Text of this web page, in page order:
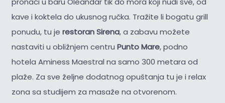
kave i koktela do ukusnog ručka. Tražite li bogatu grill
ponudu, tu je restoran Sirena, a zabavu možete
nastaviti u obližnjem centru Punto Mare, podno
hotela Aminess Maestral na samo 300 metara od
plaže. Za sve željne dodatnog opuštanja tu je i relax
zona sa studijem za masaže na otvorenom.